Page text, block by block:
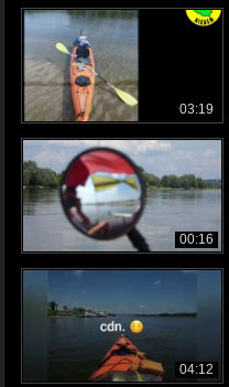
03:19
00:16
04:12